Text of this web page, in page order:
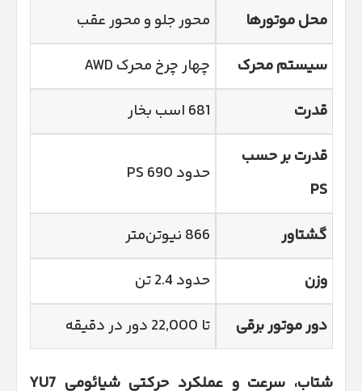
محل موتورها
محور جلو و محور عقب
سیستم محرک
چهار چرخ محرک AWD
قدرت
681 اسب بخار
قدرت بر حسب
PS
حدود 690 PS
گشتاور
866 نیوتن‌متر
وزن
حدود 2.4 تن
دور موتور برقی
تا 22,000 دور در دقیقه
شتاب، سرعت و عملکرد حرکتی شیائومی YU7